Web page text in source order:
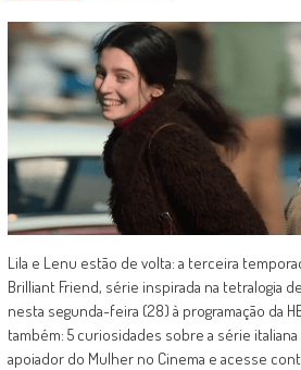
Lila e Lenu estão de volta: a terceira
Brilliant Friend, série inspirada na tetralogia
nesta segunda-feira (28) à programação da
também: 5 curiosidades sobre a série italiana
apoiador do Mulher no Cinema e acesse